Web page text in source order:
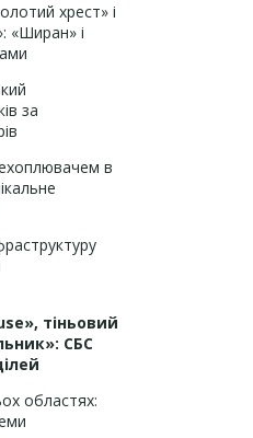
хрест» і
«Ширан» і
за
в
тіньовий
СБС
областях: